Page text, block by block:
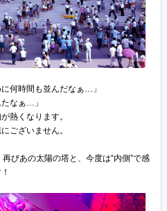
何時間も並んだなぁ…」
なぁ…」
熱くなります。
ございません。
びあの太陽の塔と、今度は“内側”で感